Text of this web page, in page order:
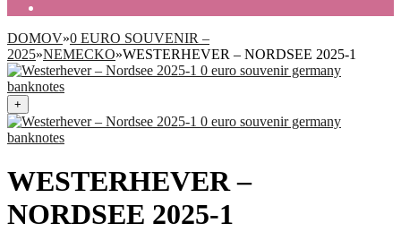
DOMOV»0 EURO SOUVENIR –
2025»NEMECKO»WESTERHEVER – NORDSEE 2025-1
+
WESTERHEVER –
NORDSEE 2025-1